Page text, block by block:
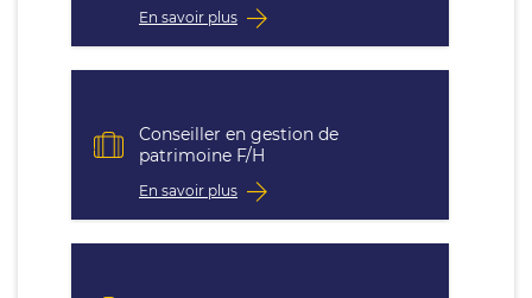
En savoir plus
Conseiller en gestion de
patrimoine F/H
En savoir plus